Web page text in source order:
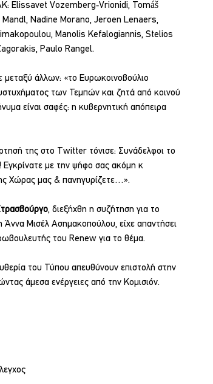
Elissavet Vozemberg‑Vrionidi, Tomáš
Nadine Morano, Jeroen Lenaers,
Manolis Kefalogiannis, Stelios
Paulo Rangel.
άλλων: «το Ευρωκοινοβούλιο
των Τεμπών και ζητά από κοινού
είναι σαφές: η κυβερνητική απόπειρα
της στο Twitter τόνισε: Συνάδελφοι το
Εγκρίνατε με την ψήφο σας ακόμη κ
Χώρας μας & πανηγυρίζετε…».
, διεξήχθη η συζήτηση για το
Άννα Μισέλ Ασημακοπούλου, είχε απαντήσει
του Renew για το θέμα.
του Τύπου απευθύνουν επιστολή στην
άμεσα ενέργειες από την Κομισιόν.